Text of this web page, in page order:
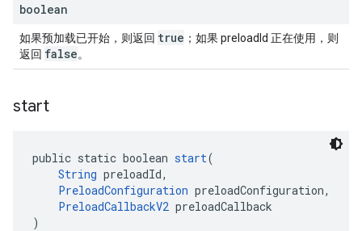
boolean
如果预加载已开始，则返回 true ；如果 preloadId 正在使用，则
返回 false。
start
public static boolean start(
String preloadId,
PreloadConfiguration preloadConfiguration,
PreloadCallbackV2 preloadCallback
)